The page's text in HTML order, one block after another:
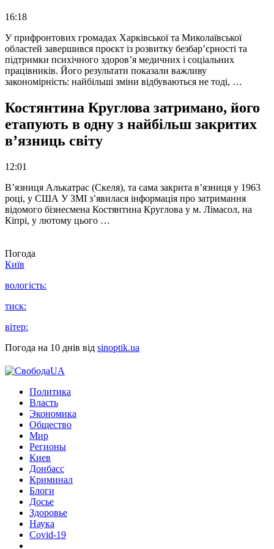
16:18
У прифронтових громадах Харківської та Миколаївської
областей завершився проєкт із розвитку безбар’єрності та
підтримки психічного здоров’я медичних і соціальних
працівників. Його результати показали важливу
закономірність: найбільші зміни відбуваються не тоді, …
Костянтина Круглова затримано, його
етапують в одну з найбільш закритих
в’язниць світу
12:01
В’язниця Алькатрас (Скеля), та сама закрита в’язниця у 1963
році, у США У ЗМІ з’явилася інформація про затримання
відомого бізнесмена Костянтина Круглова у м. Лімасол, на
Кіпрі, у лютому цього …
Погода
Київ
вологість:
тиск:
вітер:
Погода на 10 днів від sinoptik.ua
Политика
Власть
Экономика
Общество
Мир
Регионы
Киев
Донбасс
Криминал
Блоги
Досье
Здоровье
Наука
Covid-19